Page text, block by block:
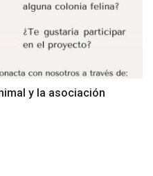
y la asociación